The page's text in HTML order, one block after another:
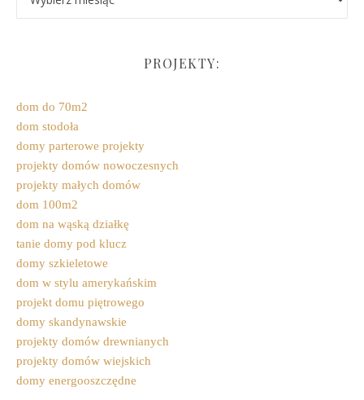
PROJEKTY:
dom do 70m2
dom stodoła
domy parterowe projekty
projekty domów nowoczesnych
projekty małych domów
dom 100m2
dom na wąską działkę
tanie domy pod klucz
domy szkieletowe
dom w stylu amerykańskim
projekt domu piętrowego
domy skandynawskie
projekty domów drewnianych
projekty domów wiejskich
domy energooszczędne